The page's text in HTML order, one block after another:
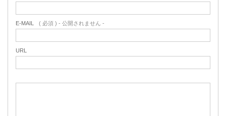
E-MAIL ( 必須 ) - 公開されません -
URL